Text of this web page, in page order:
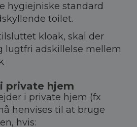
hygiejniske standard
toilet.
kloak, skal der
lugtfri adskillelse mellem
private hjem
i private hjem (fx
henvises til at bruge
hvis: